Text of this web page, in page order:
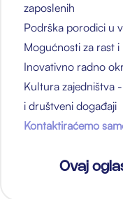
zaposlenih
Podrška porodici u
Mogućnosti za rast i
Inovativno radno
Kultura zajedništva
i društveni događaji
Kontaktiraćemo
Ovaj